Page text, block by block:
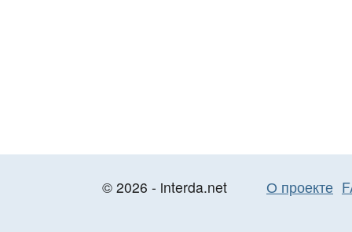
© 2026 - interda.net О проекте